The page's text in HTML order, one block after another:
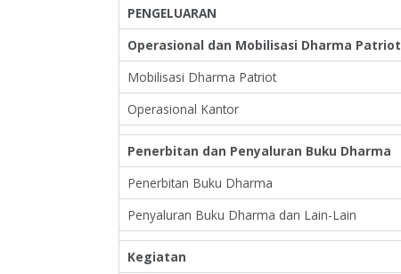
PENGELUARAN
Operasional dan Mobilisasi Dharma Patriot
Mobilisasi Dharma Patriot
Operasional Kantor
Penerbitan dan Penyaluran Buku Dharma
Penerbitan Buku Dharma
Penyaluran Buku Dharma dan Lain-Lain
Kegiatan